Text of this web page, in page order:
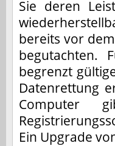
Sie deren
bereits vor
begutachten.
begrenzt
Datenrettung
Computer
Ein Upgrade